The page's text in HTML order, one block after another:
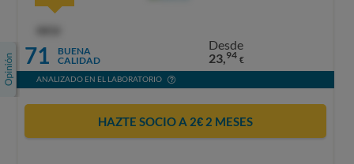
71
BUENA
CALIDAD
Desde
23,94 €
ANALIZADO EN EL LABORATORIO
HAZTE SOCIO A 2€ 2 MESES